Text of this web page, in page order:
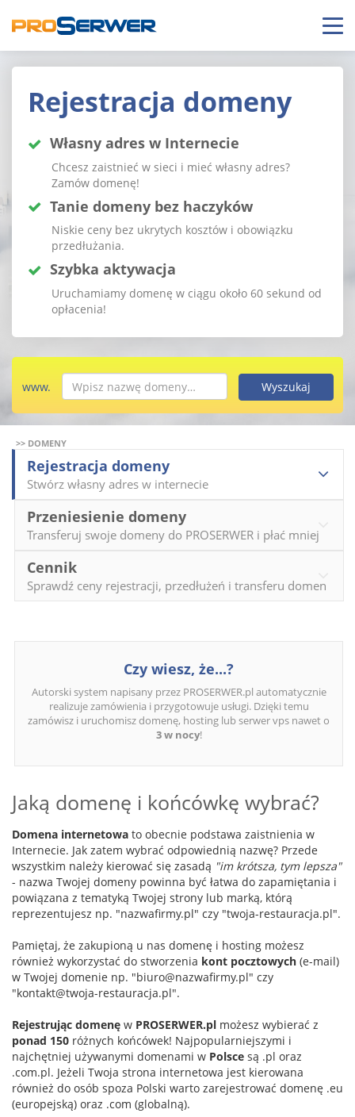
Rejestracja domeny
Własny adres w Internecie
Chcesz zaistnieć w sieci i mieć własny adres?
Zamów domenę!
Tanie domeny bez haczyków
Niskie ceny bez ukrytych kosztów i obowiązku
przedłużania.
Szybka aktywacja
Uruchamiamy domenę w ciągu około 60 sekund od
opłacenia!
www.
>> DOMENY
Rejestracja domeny
Stwórz własny adres w internecie
Przeniesienie domeny
Transferuj swoje domeny do PROSERWER i płać mniej
Cennik
Sprawdź ceny rejestracji, przedłużeń i transferu domen
Czy wiesz, że...?
Autorski system napisany przez PROSERWER.pl automatycznie
realizuje zamówienia i przygotowuje usługi. Dzięki temu
zamówisz i uruchomisz domenę, hosting lub serwer vps nawet o
3 w nocy!
Jaką domenę i końcówkę wybrać?
Domena internetowa to obecnie podstawa zaistnienia w
Internecie. Jak zatem wybrać odpowiednią nazwę? Przede
wszystkim należy kierować się zasadą "im krótsza, tym lepsza"
- nazwa Twojej domeny powinna być łatwa do zapamiętania i
powiązana z tematyką Twojej strony lub marką, którą
reprezentujesz np. "nazwafirmy.pl" czy "twoja-restauracja.pl".
Pamiętaj, że zakupioną u nas domenę i hosting możesz
również wykorzystać do stworzenia kont pocztowych (e-mail)
w Twojej domenie np. "biuro@nazwafirmy.pl" czy
"kontakt@twoja-restauracja.pl".
Rejestrując domenę w PROSERWER.pl możesz wybierać z
ponad 150 różnych końcówek! Najpopularniejszymi i
najchętniej używanymi domenami w Polsce są .pl oraz
.com.pl. Jeżeli Twoja strona internetowa jest kierowana
również do osób spoza Polski warto zarejestrować domenę .eu
(europejską) oraz .com (globalną).